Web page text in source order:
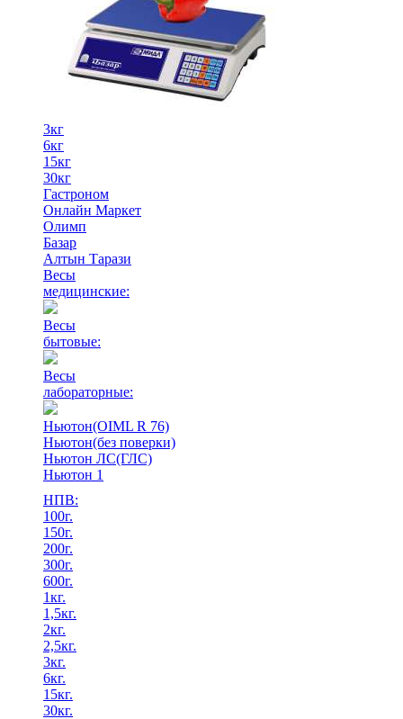
3кг
6кг
15кг
30кг
Гастроном
Онлайн Маркет
Олимп
Базар
Алтын Тарази
Весы
медицинские:
Весы
бытовые:
Весы
лабораторные:
Ньютон(OIML R 76)
Ньютон(без поверки)
Ньютон ЛС(ГЛС)
Ньютон 1
НПВ:
100г.
150г.
200г.
300г.
600г.
1кг.
1,5кг.
2кг.
2,5кг.
3кг.
6кг.
15кг.
30кг.